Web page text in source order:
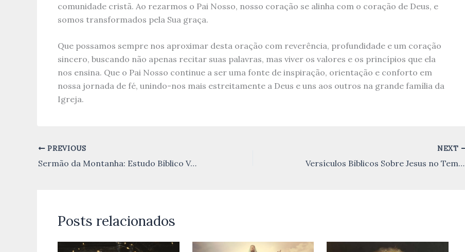
comunidade cristã. Ao rezarmos o Pai Nosso, nosso coração se alinha com o coração de Deus, e
somos transformados pela Sua graça.
Que possamos sempre nos aproximar desta oração com reverência, profundidade e um coração
sincero, buscando não apenas recitar suas palavras, mas viver os valores e os princípios que ela
nos ensina. Que o Pai Nosso continue a ser uma fonte de inspiração, orientação e conforto em
nossa jornada de fé, unindo-nos mais estreitamente a Deus e uns aos outros na grande família da
Igreja.
PREVIOUS
Sermão da Montanha: Estudo Bíblico Versículo por Versículo
NEXT
Versículos Bíblicos Sobre Jesus no Templo
Posts relacionados